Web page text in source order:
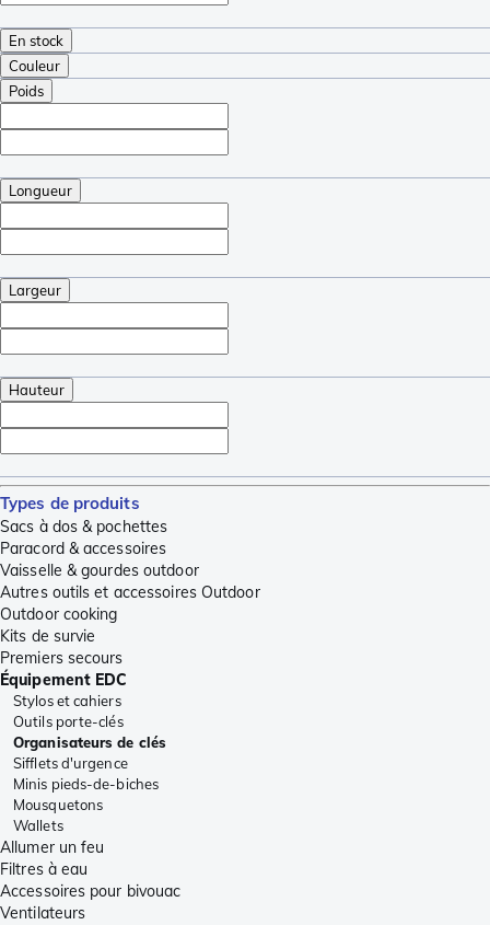
En stock
Couleur
Poids
Longueur
Largeur
Hauteur
Types de produits
Sacs à dos & pochettes
Paracord & accessoires
Vaisselle & gourdes outdoor
Autres outils et accessoires Outdoor
Outdoor cooking
Kits de survie
Premiers secours
Équipement EDC
Stylos et cahiers
Outils porte-clés
Organisateurs de clés
Sifflets d'urgence
Minis pieds-de-biches
Mousquetons
Wallets
Allumer un feu
Filtres à eau
Accessoires pour bivouac
Ventilateurs